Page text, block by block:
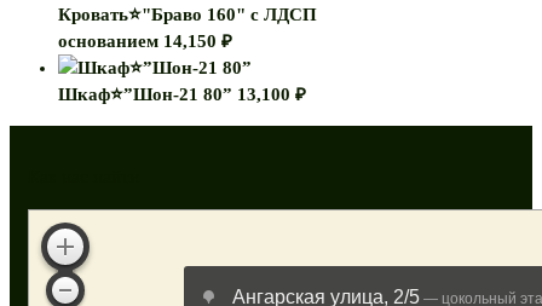
Кровать⭐"Браво 160" с ЛДСП
основанием 14,150 ₽
Шкаф⭐”Шон-21 80” 13,100 ₽